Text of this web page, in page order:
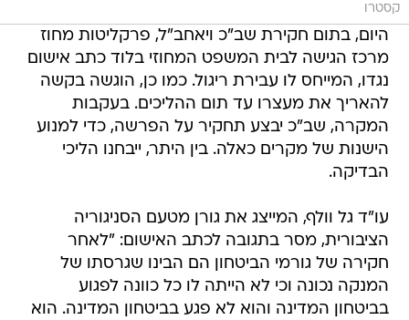
קסטרו
היום, בתום חקירת שב"כ ויאחב"ל, פרקליטות מחוז
מרכז הגישה לבית המשפט המחוזי בלוד כתב אישום
נגדו, המייחס לו עבירת ריגול. כמו כן, הוגשה בקשה
להאריך את מעצרו עד תום ההליכים. בעקבות
המקרה, שב"כ יבצע תחקיר על הפרשה, כדי למנוע
הישנות של מקרים כאלה. בין היתר, ייבחנו הליכי
הבדיקה.
עו"ד גל וולף, המייצג את גורן מטעם הסניגוריה
הציבורית, מסר בתגובה לכתב האישום: "לאחר
חקירה של גורמי הביטחון הם הבינו שגרסתו של
המנקה נכונה וכי לא הייתה לו כל כוונה לפגוע
בביטחון המדינה והוא לא פגע בביטחון המדינה. הוא